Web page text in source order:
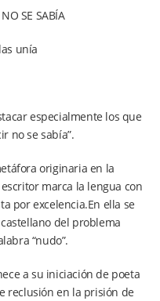
SE SABÍA
unía
especialmente los que
no se sabía”.
originaria en la
marca la lengua con
por excelencia.En ella se
del problema
“nudo”.
a su iniciación de poeta
reclusión en la prisión de